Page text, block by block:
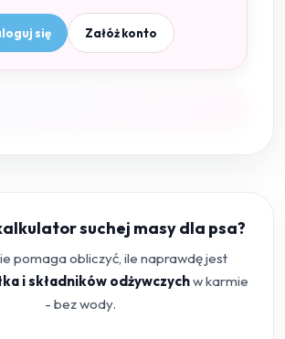
się Załóż konto
suchej masy dla psa?
pomaga obliczyć, ile naprawdę jest
i składników odżywczychw karmie
- bez wody.